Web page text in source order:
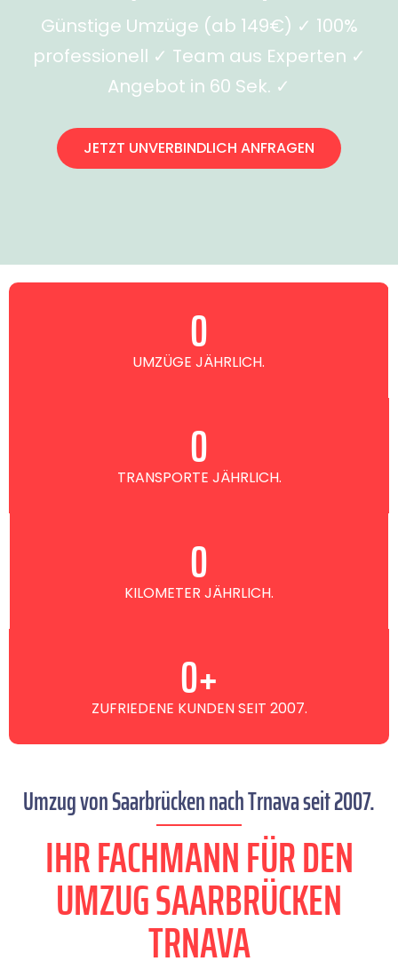
Günstige Umzüge (ab 149€) ✓ 100%
professionell ✓ Team aus Experten ✓
Angebot in 60 Sek. ✓
JETZT UNVERBINDLICH ANFRAGEN
UMZÜGE JÄHRLICH.
0
TRANSPORTE JÄHRLICH.
0
KILOMETER JÄHRLICH.
0
ZUFRIEDENE KUNDEN SEIT 2007.
0+
Umzug von Saarbrücken nach Trnava seit 2007.
IHR FACHMANN FÜR DEN
UMZUG SAARBRÜCKEN
TRNAVA